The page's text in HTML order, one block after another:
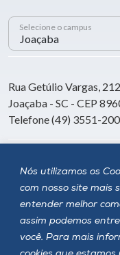
Nós utilizamos os
com nosso site mais
entender melhor
assim podemos
você. Para mais
Selecione o campus
Rua Getúlio Vargas,
Joaçaba - SC - CEP
Telefone (49) 3551-
Siga a Unoesc